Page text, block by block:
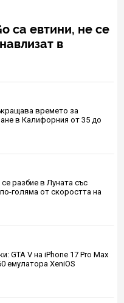
са евтини, не се
в
времето за
в Калифорния от 35 до
разбие в Луната със
голяма от скоростта на
GTA V на iPhone 17 Pro Max
емулатора XeniOS